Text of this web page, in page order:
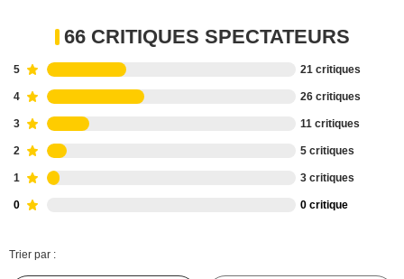
66 CRITIQUES SPECTATEURS
5 21 critiques
4 26 critiques
3 11 critiques
2 5 critiques
1 3 critiques
0 0 critique
Trier par :